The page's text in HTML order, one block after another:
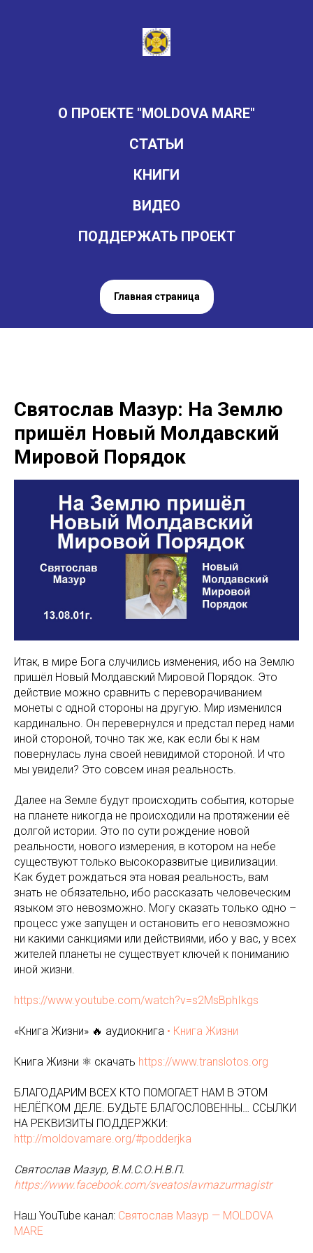
О ПРОЕКТЕ "MOLDOVA MARE"
СТАТЬИ
КНИГИ
ВИДЕО
ПОДДЕРЖАТЬ ПРОЕКТ
Главная страница
Святослав Мазур: На Землю
пришёл Новый Молдавский
Мировой Порядок
Итак, в мире Бога случились изменения, ибо на Землю
пришёл Новый Молдавский Мировой Порядок. Это
действие можно сравнить с переворачиванием
монеты с одной стороны на другую. Мир изменился
кардинально. Он перевернулся и предстал перед нами
иной стороной, точно так же, как если бы к нам
повернулась луна своей невидимой стороной. И что
мы увидели? Это совсем иная реальность.
Далее на Земле будут происходить события, которые
на планете никогда не происходили на протяжении её
долгой истории. Это по сути рождение новой
реальности, нового измерения, в котором на небе
существуют только высокоразвитые цивилизации.
Как будет рождаться эта новая реальность, вам
знать не обязательно, ибо рассказать человеческим
языком это невозможно. Могу сказать только одно –
процесс уже запущен и остановить его невозможно
ни какими санкциями или действиями, ибо у вас, у всех
жителей планеты не существует ключей к пониманию
иной жизни.
https://www.youtube.com/watch?v=s2MsBphIkgs
«Книга Жизни» 🔥 аудиокнига • Книга Жизни
Книга Жизни ⚛️ скачать https://www.translotos.org
БЛАГОДАРИМ ВСЕХ КТО ПОМОГАЕТ НАМ В ЭТОМ
НЕЛЁГКОМ ДЕЛЕ. БУДЬТЕ БЛАГОСЛОВЕННЫ… ССЫЛКИ
НА РЕКВИЗИТЫ ПОДДЕРЖКИ:
http://moldovamare.org/#podderjka
Святослав Мазур, В.М.С.О.Н.В.П.
https://www.facebook.com/sveatoslavmazurmagistr
Наш YouTube канал: Святослав Мазур — MOLDOVA
MARE